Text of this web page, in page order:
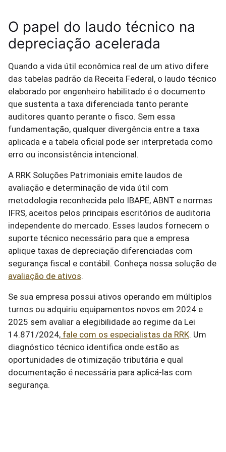
O papel do laudo técnico na
depreciação acelerada
Quando a vida útil econômica real de um ativo difere
das tabelas padrão da Receita Federal, o laudo técnico
elaborado por engenheiro habilitado é o documento
que sustenta a taxa diferenciada tanto perante
auditores quanto perante o fisco. Sem essa
fundamentação, qualquer divergência entre a taxa
aplicada e a tabela oficial pode ser interpretada como
erro ou inconsistência intencional.
A RRK Soluções Patrimoniais emite laudos de
avaliação e determinação de vida útil com
metodologia reconhecida pelo IBAPE, ABNT e normas
IFRS, aceitos pelos principais escritórios de auditoria
independente do mercado. Esses laudos fornecem o
suporte técnico necessário para que a empresa
aplique taxas de depreciação diferenciadas com
segurança fiscal e contábil. Conheça nossa solução de
avaliação de ativos.
Se sua empresa possui ativos operando em múltiplos
turnos ou adquiriu equipamentos novos em 2024 e
2025 sem avaliar a elegibilidade ao regime da Lei
14.871/2024, fale com os especialistas da RRK. Um
diagnóstico técnico identifica onde estão as
oportunidades de otimização tributária e qual
documentação é necessária para aplicá-las com
segurança.